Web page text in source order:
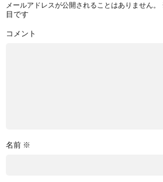
メールアドレスが公開されることはありません。
目です
コメント
名前 ※